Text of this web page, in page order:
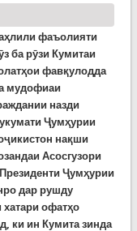
фаъолияти
ба рӯзи Кумитаи
фавқулодда
мудофиаи
назди
Ҷумҳурии
нақши
Асосгузори
Ҷумҳурии
дар рушду
хатари офатҳо
ки ин Кумита зинда